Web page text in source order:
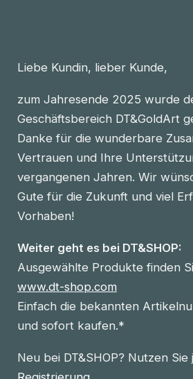
Liebe Kundin, lieber Kunde,
zum Jahresende 2025 wurde
Geschäftsbereich DT&GoldArt
Danke für die wunderbare
Vertrauen und Ihre
vergangenen Jahren. Wir
Gute für die Zukunft und viel
Vorhaben!
Weiter geht es bei DT&SHOP:
Ausgewählte Produkte finden
www.dt-shop.com
Einfach die bekannten
und sofort kaufen.*
Neu bei DT&SHOP? Nutzen